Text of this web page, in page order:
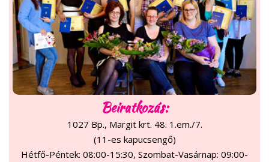
Beiratkozás:
1027 Bp., Margit krt. 48. 1.em./7.
(11-es kapucsengő)
Hétfő-Péntek: 08:00-15:30, Szombat-Vasárnap: 09:00-